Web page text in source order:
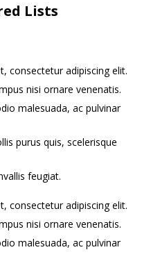
Lists
consectetur adipiscing elit.
nisi ornare venenatis.
malesuada, ac pulvinar
purus quis, scelerisque
feugiat.
consectetur adipiscing elit.
nisi ornare venenatis.
malesuada, ac pulvinar